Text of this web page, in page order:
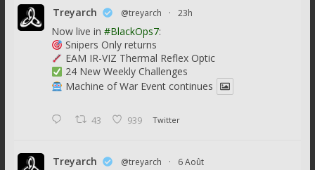
Treyarch @treyarch · 23h
Now live in #BlackOps7:
Snipers Only returns
EAM IR-VIZ Thermal Reflex Optic
24 New Weekly Challenges
Machine of War Event continues
43 939 Twitter
Treyarch @treyarch · 6 Août